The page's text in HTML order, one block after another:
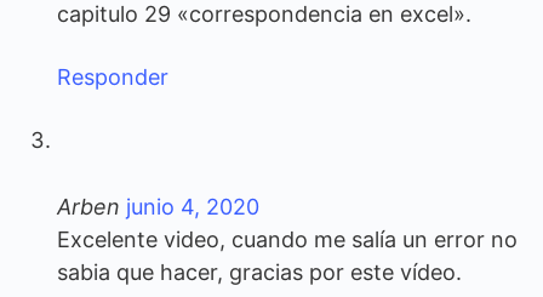
capitulo 29 «correspondencia en excel».
Responder
Arben junio 4, 2020
Excelente video, cuando me salía un error no
sabia que hacer, gracias por este vídeo.